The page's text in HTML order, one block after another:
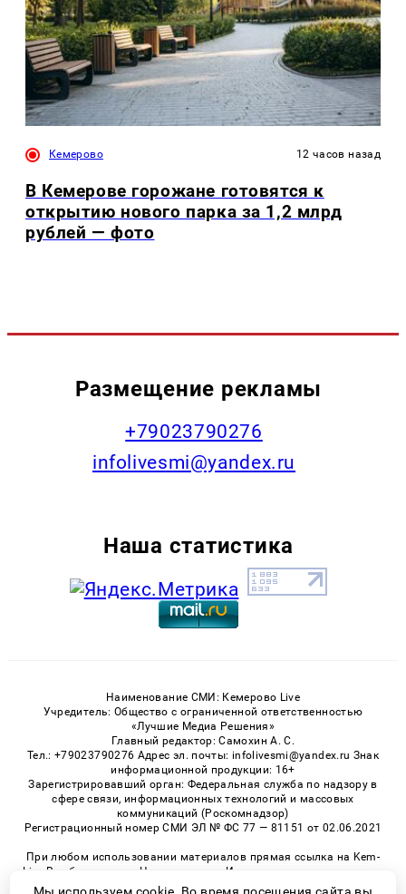
Кемерово 12 часов назад
В Кемерове горожане готовятся к
открытию нового парка за 1,2 млрд
рублей — фото
Размещение рекламы
+79023790276
infolivesmi@yandex.ru
Наша статистика
Наименование СМИ: Кемерово Live
Учредитель: Общество с ограниченной ответственностью
«Лучшие Медиа Решения»
Главный редактор: Самохин А. С.
Тел.: +79023790276 Адрес эл. почты: infolivesmi@yandex.ru Знак
информационной продукции: 16+
Зарегистрировавший орган: Федеральная служба по надзору в
сфере связи, информационных технологий и массовых
коммуникаций (Роскомнадзор)
Регистрационный номер СМИ ЭЛ № ФС 77 — 81151 от 02.06.2021
При любом использовании материалов прямая ссылка на Kem-
Live.Ru обязательна. Цитирование в Интернете возможно только
при наличии письменного разрешения.